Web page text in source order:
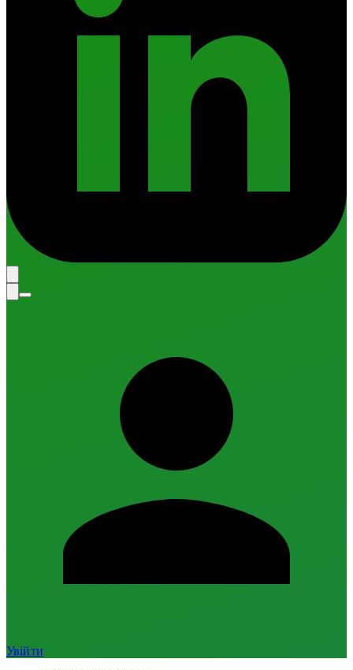
Увійти